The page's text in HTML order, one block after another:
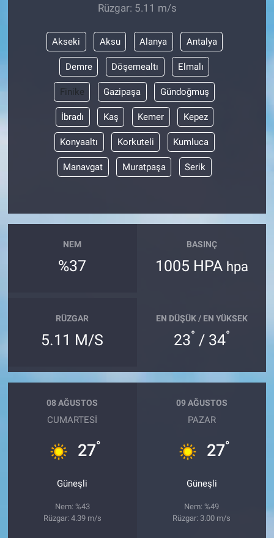
Rüzgar: 5.11 m/s
Akseki Aksu Alanya Antalya
Demre Döşemealtı Elmalı
Finike Gazipaşa Gündoğmuş
İbradı Kaş Kemer Kepez
Konyaaltı Korkuteli Kumluca
Manavgat Muratpaşa Serik
NEM
%37
BASINÇ
1005 HPA hpa
RÜZGAR
5.11 M/S
EN DÜŞÜK / EN YÜKSEK
23° / 34°
08 AĞUSTOS
CUMARTESI
27°
Güneşli
Nem: %43
Rüzgar: 4.39 m/s
09 AĞUSTOS
PAZAR
27°
Güneşli
Nem: %49
Rüzgar: 3.00 m/s